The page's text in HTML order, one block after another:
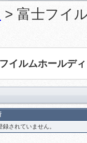
IR動画
> 富士フイ
イルムホールデ
されていません。